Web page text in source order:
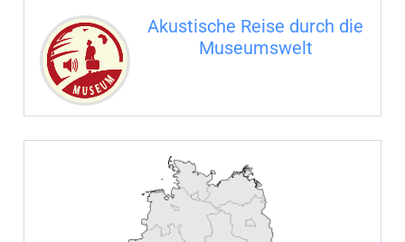
MUSEUM
Akustische Reise durch die
Museumswelt